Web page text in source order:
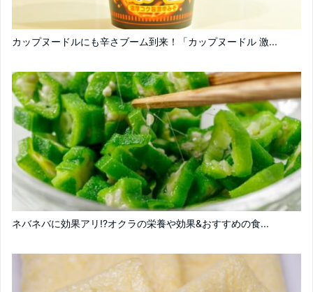
カップヌードルにも辛さブーム到来！「カップヌードル 激...
ネバネバに効果アリ!?オクラの栄養や効果&おすすめの食...